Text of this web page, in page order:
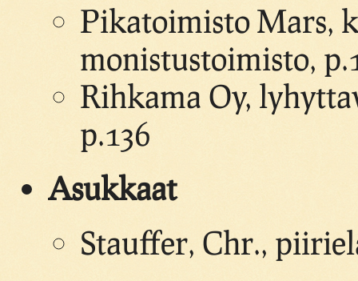
Pikatoimisto Mars,
monistustoimisto,
Rihkama Oy,
p.136
Asukkaat
Stauffer, Chr.,